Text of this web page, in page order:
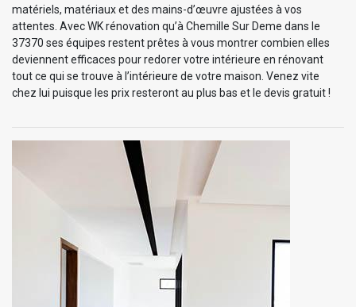
matériels, matériaux et des mains-d’œuvre ajustées à vos
attentes. Avec WK rénovation qu’à Chemille Sur Deme dans le
37370 ses équipes restent prêtes à vous montrer combien elles
deviennent efficaces pour redorer votre intérieure en rénovant
tout ce qui se trouve à l’intérieure de votre maison. Venez vite
chez lui puisque les prix resteront au plus bas et le devis gratuit !